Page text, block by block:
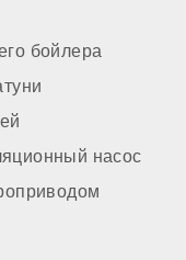
бойлера
насос